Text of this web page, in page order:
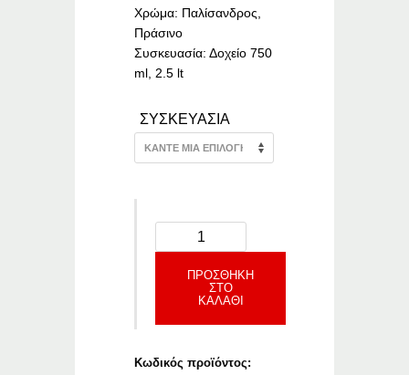
Χρώμα: Παλίσανδρος,
Πράσινο
Συσκευασία: Δοχείο 750
ml, 2.5 lt
ΣΥΣΚΕΥΑΣΙΑ
ΠΡΟΣΘΉΚΗ
ΣΤΟ
ΚΑΛΆΘΙ
Κωδικός προϊόντος: